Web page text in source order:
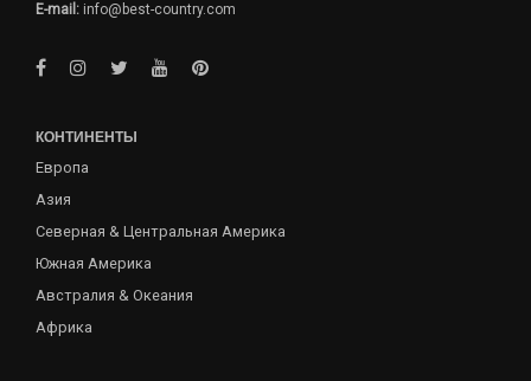
E-mail: info@best-country.com
КОНТИНЕНТЫ
Европа
Азия
Северная & Центральная Америка
Южная Америка
Австралия & Океания
Африка